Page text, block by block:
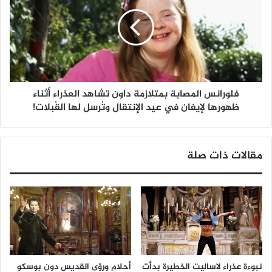
فلورانس المصابة بمتلازمة داون تشاهد العذراء أثناء
ظهورها لإيفان في عيد الإنتقال وتُرسل لها القُبلات!
مقالات ذات صلة
نبوءة عذراء لاساليت الخطيرة بدأت
أحلام ورؤى القديس دون بوسكو